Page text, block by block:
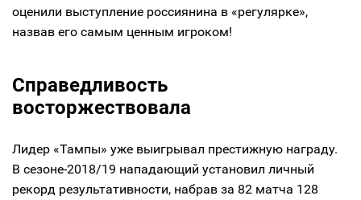
оценили выступление россиянина в «регулярке»,
назвав его самым ценным игроком!
Справедливость
восторжествовала
Лидер «Тампы» уже выигрывал престижную награду.
В сезоне-2018/19 нападающий установил личный
рекорд результативности, набрав за 82 матча 128